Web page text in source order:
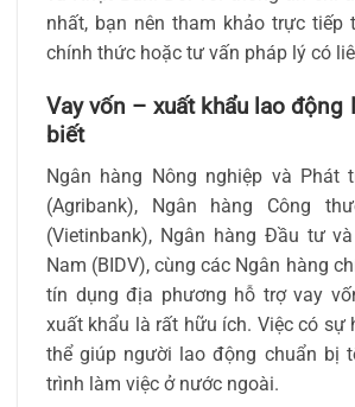
nhất, bạn nên tham khảo trực tiếp
chính thức hoặc tư vấn pháp lý có
Vay vốn – xuất khẩu lao động
biết
Ngân hàng Nông nghiệp và Phát
(Agribank), Ngân hàng Công
(Vietinbank), Ngân hàng Đầu tư
Nam (BIDV), cùng các Ngân hàng
tín dụng địa phương hỗ trợ vay
xuất khẩu là rất hữu ích. Việc có sự
thể giúp người lao động chuẩn bị
trình làm việc ở nước ngoài.